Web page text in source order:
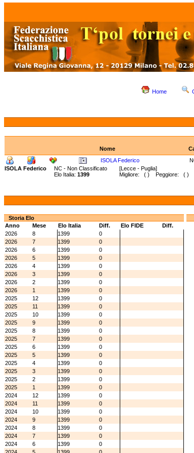
Home
Nome
ISOLA Federico
ISOLA Federico
NC - Non Classificato [Lecce - Puglia]
Elo Italia: 1399 Migliore: ( ) Peggiore: ( )
Storia Elo
Anno
Mese Elo Italia Diff. Elo FIDE
Diff.
2026
8 1399
0
2026
7 1399
0
2026
6 1399
0
2026
5 1399
0
2026
4 1399
0
2026
3 1399
0
2026
2 1399
0
2026
1 1399
0
2025
12 1399
0
2025
11 1399
0
2025
10 1399
0
2025
9 1399
0
2025
8 1399
0
2025
7 1399
0
2025
6 1399
0
2025
5 1399
0
2025
4 1399
0
2025
3 1399
0
2025
2 1399
0
2025
1 1399
0
2024
12 1399
0
2024
11 1399
0
2024
10 1399
0
2024
9 1399
0
2024
8 1399
0
2024
7 1399
0
2024
6 1399
0